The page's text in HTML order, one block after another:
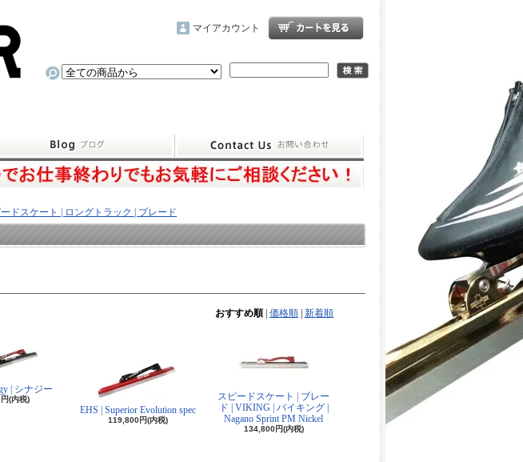
マイアカウント
ドスケート | ロングトラック | ブレード
おすすめ順 価格順 新着順
| シナジー
(内税)
EHS | Superior Evolution spec
119,800円(内税)
スピードスケート | ブレー
ド | VIKING | バイキング |
Nagano Sprint PM Nickel
134,800円(内税)